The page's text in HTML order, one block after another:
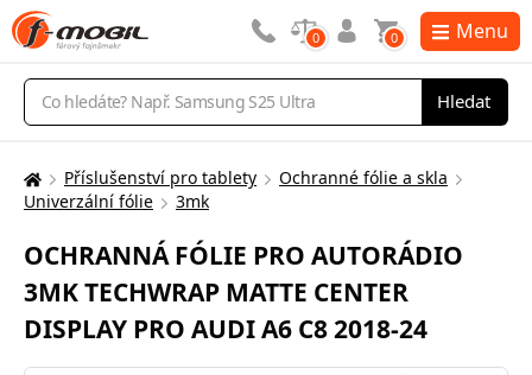
Vyhledávání
Hledat
0 0 Menu
Zde
nacházíte:
Příslušenství pro tablety
Ochranné fólie a skla
Univerzální fólie
3mk
OCHRANNÁ FÓLIE PRO AUTORÁDIO
3MK TECHWRAP MATTE CENTER
DISPLAY PRO AUDI A6 C8 2018-24